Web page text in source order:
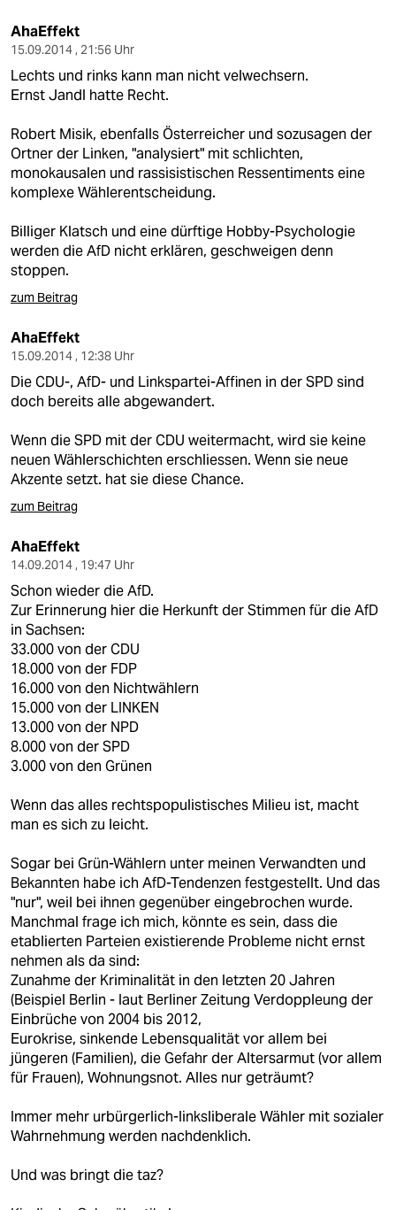
AhaEffekt
15.09.2014 , 21:56 Uhr
Lechts und rinks kann man nicht velwechsern.
Ernst Jandl hatte Recht.
Robert Misik, ebenfalls Österreicher und sozusagen der
Ortner der Linken, "analysiert" mit schlichten,
monokausalen und rassisistischen Ressentiments eine
komplexe Wählerentscheidung.
Billiger Klatsch und eine dürftige Hobby-Psychologie
werden die AfD nicht erklären, geschweigen denn
stoppen.
zum Beitrag
AhaEffekt
15.09.2014 , 12:38 Uhr
Die CDU-, AfD- und Linkspartei-Affinen in der SPD sind
doch bereits alle abgewandert.
Wenn die SPD mit der CDU weitermacht, wird sie keine
neuen Wählerschichten erschliessen. Wenn sie neue
Akzente setzt. hat sie diese Chance.
zum Beitrag
AhaEffekt
14.09.2014 , 19:47 Uhr
Schon wieder die AfD.
Zur Erinnerung hier die Herkunft der Stimmen für die AfD
in Sachsen:
33.000 von der CDU
18.000 von der FDP
16.000 von den Nichtwählern
15.000 von der LINKEN
13.000 von der NPD
8.000 von der SPD
3.000 von den Grünen
Wenn das alles rechtspopulistisches Milieu ist, macht
man es sich zu leicht.
Sogar bei Grün-Wählern unter meinen Verwandten und
Bekannten habe ich AfD-Tendenzen festgestellt. Und das
"nur", weil bei ihnen gegenüber eingebrochen wurde.
Manchmal frage ich mich, könnte es sein, dass die
etablierten Parteien existierende Probleme nicht ernst
nehmen als da sind:
Zunahme der Kriminalität in den letzten 20 Jahren
(Beispiel Berlin - laut Berliner Zeitung Verdoppleung der
Einbrüche von 2004 bis 2012,
Eurokrise, sinkende Lebensqualität vor allem bei
jüngeren (Familien), die Gefahr der Altersarmut (vor allem
für Frauen), Wohnungsnot. Alles nur geträumt?
Immer mehr urbürgerlich-linksliberale Wähler mit sozialer
Wahrnehmung werden nachdenklich.
Und was bringt die taz?